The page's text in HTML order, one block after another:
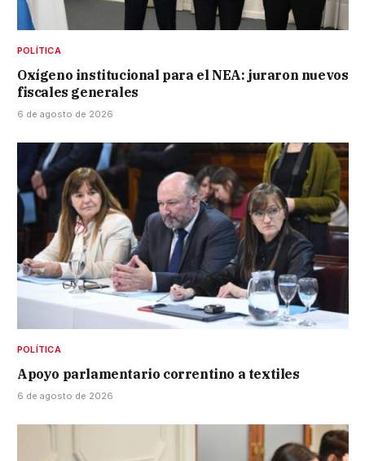
POLÍTICA
Oxígeno institucional para el NEA: juraron nuevos
fiscales generales
6 de agosto de 2026
POLÍTICA
Apoyo parlamentario correntino a textiles
6 de agosto de 2026